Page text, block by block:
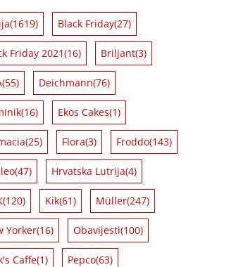
(1619) Black Friday(27)
Friday 2021(16) Briljant(3)
(55) Deichmann(76)
(16) Ekos Cakes(1)
(25) Flora(3) Froddo(143)
(47) Hrvatska Lutrija(4)
(120) Kik(61) Müller(247)
Yorker(16) Obavijesti(100)
Caffe(1) Pepco(63)